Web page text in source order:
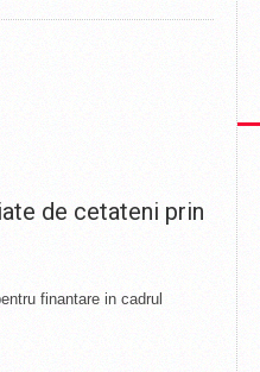
de cetateni prin
finantare in cadrul